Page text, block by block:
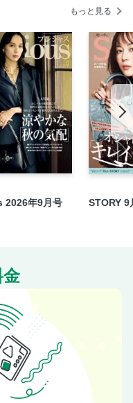
継ぐ
華やかに開催！
み出し方
／HOTEL／
主 森川裕之
シュロンドン
もっと見る
2026年9月号 STORY 9